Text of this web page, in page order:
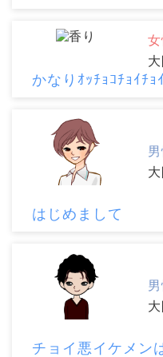
女
かなりｵｯﾁｮｺﾁｮｲﾁｮ
はじめまして
チョイ悪イケメン